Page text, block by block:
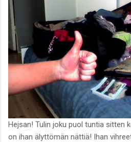
Hejsan! Tulin joku puol tuntia sitten
on ihan älyttömän nättiä! Ihan